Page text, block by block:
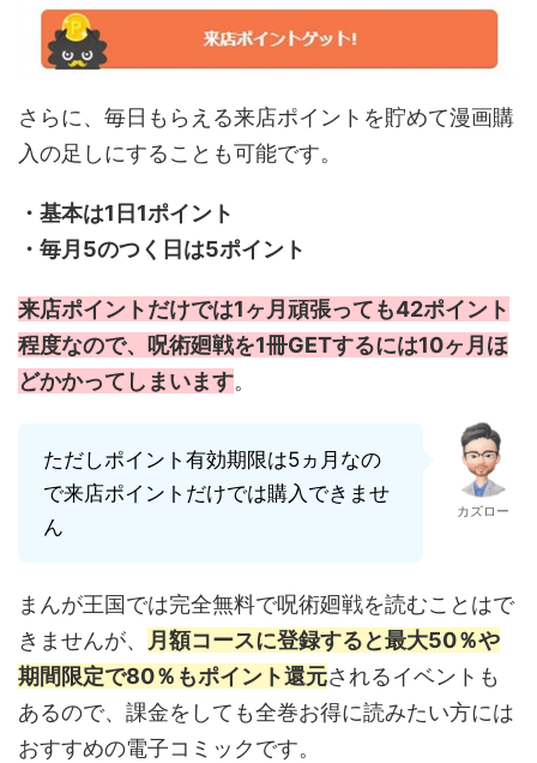
さらに、毎日もらえる来店ポイントを貯めて漫画購
入の足しにすることも可能です。
・基本は1日1ポイント
・毎月5のつく日は5ポイント
来店ポイントだけでは1ヶ月頑張っても42ポイント
程度なので、呪術廻戦を1冊GETするには10ヶ月ほ
どかかってしまいます。
ただしポイント有効期限は5ヵ月なの
で来店ポイントだけでは購入できませ
ん
カズロー
まんが王国では完全無料で呪術廻戦を読むことはで
きませんが、
月額コースに登録すると最大50％や
期間限定で80％もポイント還元されるイベントも
あるので、課金をしても全巻お得に読みたい方には
おすすめの電子コミックです。